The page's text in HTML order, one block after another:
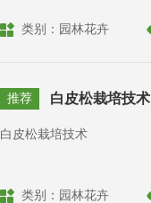
类别：园林花卉
推荐 白皮松栽培技术
白皮松栽培技术
类别：园林花卉